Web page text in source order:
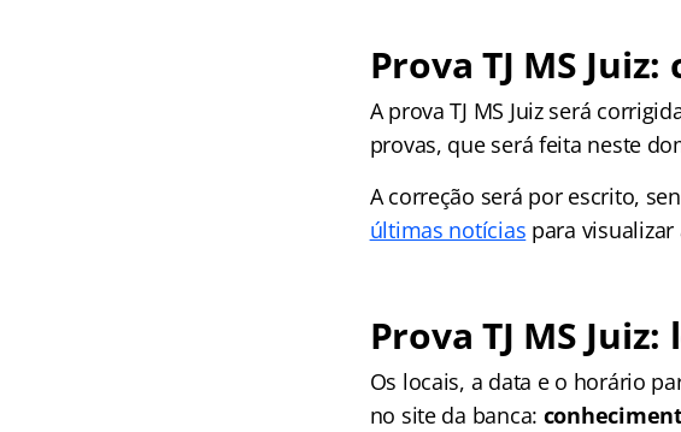
Prova TJ MS
A prova TJ MS Juiz será
provas, que será feita neste
A correção será por escrito,
últimas notícias para
Prova TJ MS
Os locais, a data e o horário
no site da banca: